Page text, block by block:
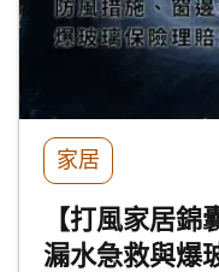
家居
【打風家居
漏水急救與爆